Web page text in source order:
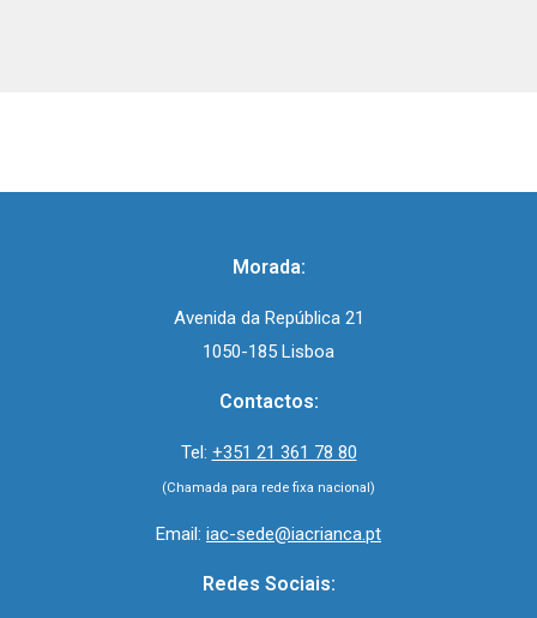
Morada:
Avenida da República 21
1050-185 Lisboa
Contactos:
Tel: +351 21 361 78 80
(Chamada para rede fixa nacional)
Email: iac-sede@iacrianca.pt
Redes Sociais: